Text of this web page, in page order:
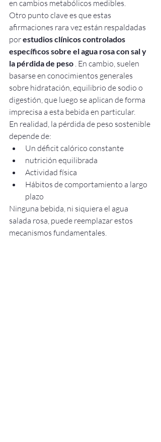
en cambios metabólicos medibles.
Otro punto clave es que estas
afirmaciones rara vez están respaldadas
por estudios clínicos controlados
específicos sobre el agua rosa con sal y
la pérdida de peso . En cambio, suelen
basarse en conocimientos generales
sobre hidratación, equilibrio de sodio o
digestión, que luego se aplican de forma
imprecisa a esta bebida en particular.
En realidad, la pérdida de peso sostenible
depende de:
Un déficit calórico constante
nutrición equilibrada
Actividad física
Hábitos de comportamiento a largo
plazo
Ninguna bebida, ni siquiera el agua
salada rosa, puede reemplazar estos
mecanismos fundamentales.